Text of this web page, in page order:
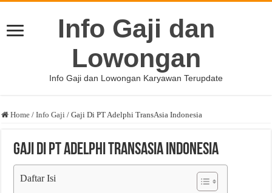
Info Gaji dan
Lowongan
Info Gaji dan Lowongan Karyawan Terupdate
Home / Info Gaji / Gaji Di PT Adelphi TransAsia Indonesia
Gaji Di PT Adelphi TransAsia Indonesia
Daftar Isi